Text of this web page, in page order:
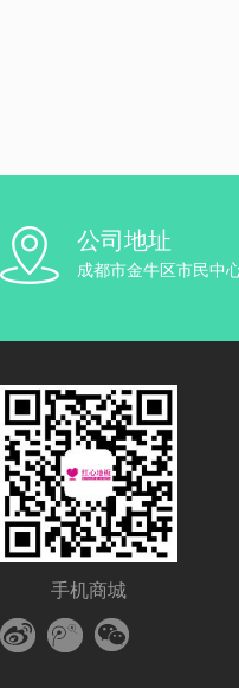
公司地址
成都市金牛区市民中
手机商城